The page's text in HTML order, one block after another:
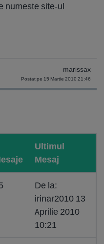
numeste site-ul
marissax
Postat pe 15 Martie 2010 21:46
Ultimul
Mesaj
De la:
irinar2010 13
Aprilie 2010
10:21